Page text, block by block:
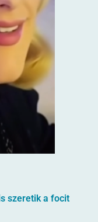
szeretik a focit